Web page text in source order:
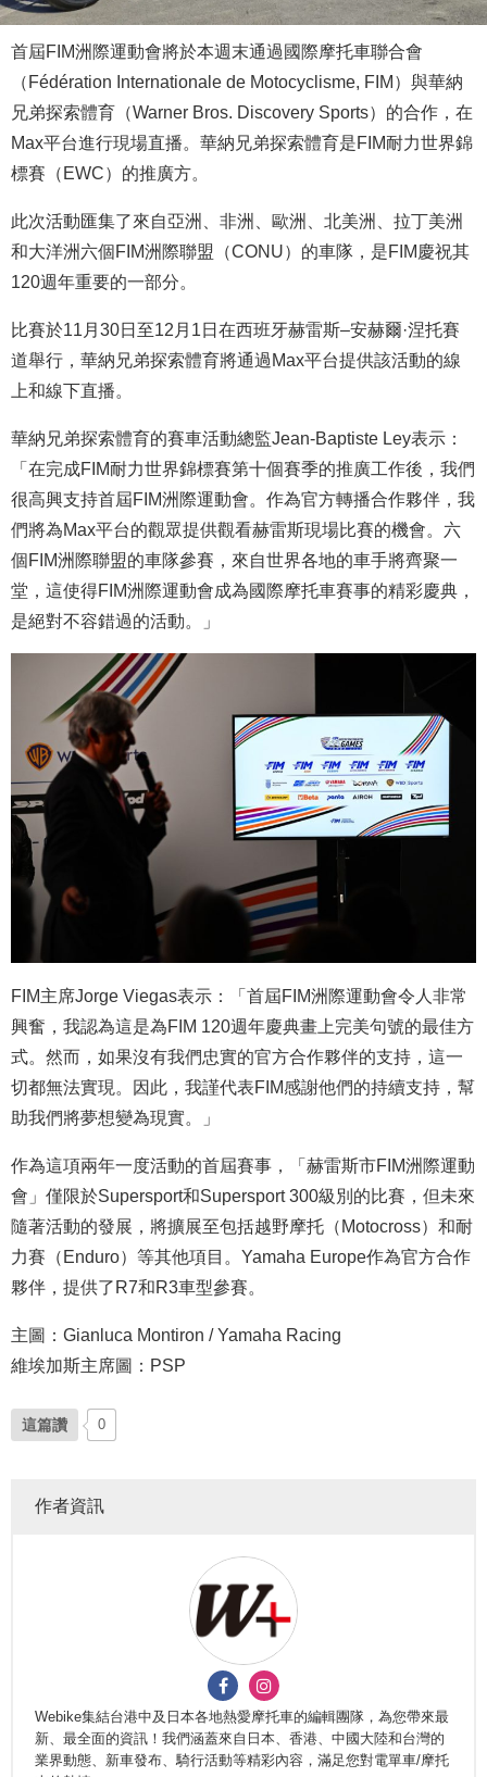
首屆FIM洲際運動會將於本週末通過國際摩托車聯合會
（Fédération Internationale de Motocyclisme, FIM）與華納
兄弟探索體育（Warner Bros. Discovery Sports）的合作，在
Max平台進行現場直播。華納兄弟探索體育是FIM耐力世界錦
標賽（EWC）的推廣方。
此次活動匯集了來自亞洲、非洲、歐洲、北美洲、拉丁美洲
和大洋洲六個FIM洲際聯盟（CONU）的車隊，是FIM慶祝其
120週年重要的一部分。
比賽於11月30日至12月1日在西班牙赫雷斯–安赫爾·涅托賽
道舉行，華納兄弟探索體育將通過Max平台提供該活動的線
上和線下直播。
華納兄弟探索體育的賽車活動總監Jean-Baptiste Ley表示：
「在完成FIM耐力世界錦標賽第十個賽季的推廣工作後，我們
很高興支持首屆FIM洲際運動會。作為官方轉播合作夥伴，我
們將為Max平台的觀眾提供觀看赫雷斯現場比賽的機會。六
個FIM洲際聯盟的車隊參賽，來自世界各地的車手將齊聚一
堂，這使得FIM洲際運動會成為國際摩托車賽事的精彩慶典，
是絕對不容錯過的活動。」
FIM主席Jorge Viegas表示：「首屆FIM洲際運動會令人非常
興奮，我認為這是為FIM 120週年慶典畫上完美句號的最佳方
式。然而，如果沒有我們忠實的官方合作夥伴的支持，這一
切都無法實現。因此，我謹代表FIM感謝他們的持續支持，幫
助我們將夢想變為現實。」
作為這項兩年一度活動的首屆賽事，「赫雷斯市FIM洲際運動
會」僅限於Supersport和Supersport 300級別的比賽，但未來
隨著活動的發展，將擴展至包括越野摩托（Motocross）和耐
力賽（Enduro）等其他項目。Yamaha Europe作為官方合作
夥伴，提供了R7和R3車型參賽。
主圖：Gianluca Montiron / Yamaha Racing
維埃加斯主席圖：PSP
這篇讚 0
作者資訊
Webike集結台港中及日本各地熱愛摩托車的編輯團隊，為您帶來最
新、最全面的資訊！我們涵蓋來自日本、香港、中國大陸和台灣的
業界動態、新車發布、騎行活動等精彩內容，滿足您對電單車/摩托